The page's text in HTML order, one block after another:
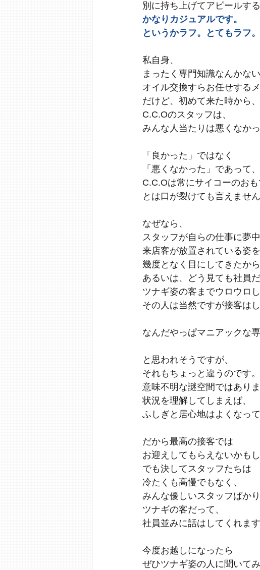
別に持ち上げてアピールす
かなりカジュアルです。
というかラフ。とてもラフ。
私自身、
まったく専門知識なんかない
オイル交換すらお任せする
だけど、初めて来た時から、
C.C.Oのスタッフは、
みんな人当たりは悪くなかっ
「良かった」ではなく
「悪くなかった」であって、
C.C.Oは常にサイコーのおも
とは口が裂けても言えません
なぜなら、
スタッフが自らの仕事に夢
来店客が放置されている姿を
幾度となく目にしてきたから
あるいは、どう見ても社員
ツナギ姿の客までウロウロし
その人は当然ですが接客はし
なんだやっぱマニアックな
と思われそうですが、
それもちょっと違うのです。
意味不明な謎空間ではありま
状況を理解してしまえば、
ふしぎと居心地はよくなって
だから最高の接客では
お迎えしてもらえないかもし
でも決してスタッフたちは
冷たくも高慢でもなく、
みんな優しいスタッフばかり
ツナギの客だって、
社員並みに話はしてくれます
今度お越しになったら
ぜひツナギ姿の人に聞いてみ